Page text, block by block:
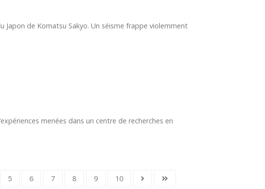
Japon de Komatsu Sakyo. Un séisme frappe violemment
menées dans un centre de recherches en
5 6 7 8 9 10